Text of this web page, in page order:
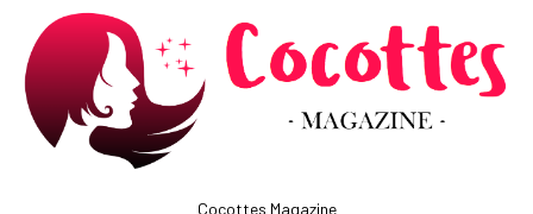
Cocottes Magazine